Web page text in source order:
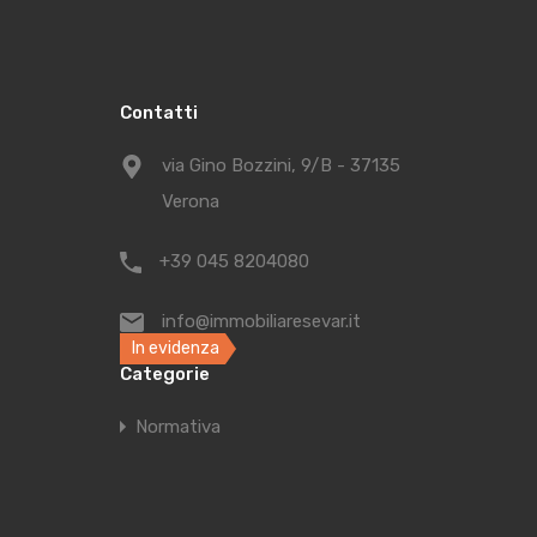
Appartamento in Vendita
CENTRO –
In evidenza
Contatti
via Gino Bozzini, 9/B - 37135
Verona
+39 045 8204080
info@immobiliaresevar.it
Categorie
Normativa